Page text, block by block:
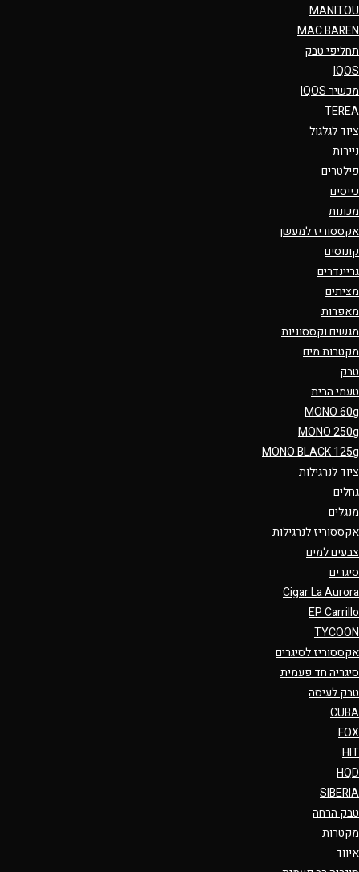
MANITOU
MAC BAREN
תחליפי טבק
IQOS
מכשיר IQOS
TEREA
ציוד לגלגול
ניירות
פילטרים
כייסים
מכונות
אקססוריז למעשן
קונוסים
גריינדרים
מציתים
מאפרות
מגשים וקססוניות
מקטרות מים
טבק
טעמי הבית
MONO 60g
MONO 250g
MONO BLACK 125g
ציוד לנרגילות
גחלים
מנגלים
אקססוריז לנרגילות
צבעים למים
סיגרים
Cigar La Aurora
EP Carrillo
TYCOON
אקססוריז לסיגרים
סיגריה חד פעמית
טבק לעיסה
CUBA
FOX
HIT
HQD
SIBERIA
טבק הרחה
מקטרות
איווד